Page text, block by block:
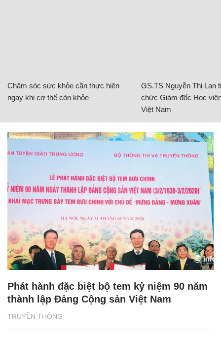
Chăm sóc sức khỏe cần thực hiện
ngay khi cơ thể còn khỏe
GS.TS Nguyễn Thị Lan
chức Giám đốc Học
Việt Nam
TRUYỀN THÔNG
Phát hành đặc biệt bộ tem kỷ niệm 90 năm
thành lập Đảng Cộng sản Việt Nam